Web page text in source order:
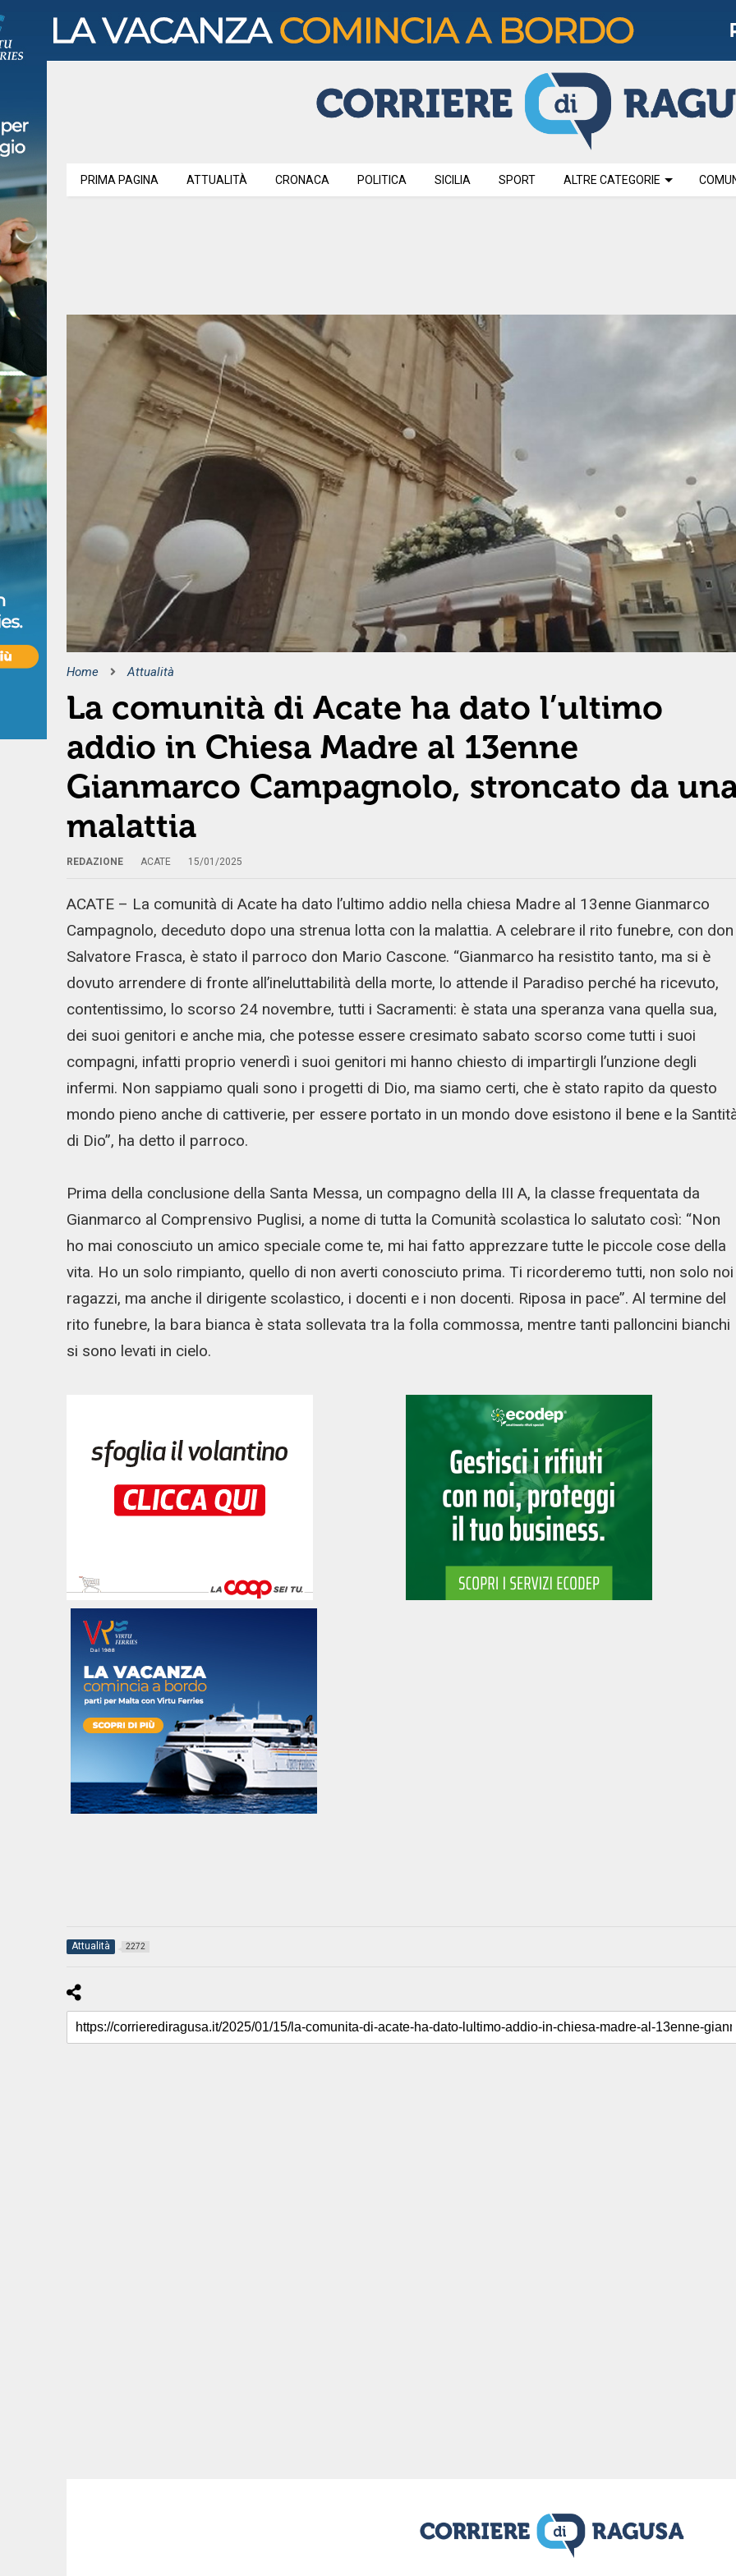
PRIMA PAGINA ATTUALITÀ CRONACA POLITICA SICILIA SPORT ALTRE CATEGORIE
Home Attualità
La comunità di Acate ha dato l’ultimo
addio in Chiesa Madre al 13enne
Gianmarco Campagnolo, stroncato da
malattia
REDAZIONE ACATE 15/01/2025
ACATE – La comunità di Acate ha dato l’ultimo addio nella chiesa Madre al 13enne Gianmarco
Campagnolo, deceduto dopo una strenua lotta con la malattia. A celebrare il rito funebre, con don
Salvatore Frasca, è stato il parroco don Mario Cascone. “Gianmarco ha resistito tanto, ma si è
dovuto arrendere di fronte all’ineluttabilità della morte, lo attende il Paradiso perché ha ricevuto,
contentissimo, lo scorso 24 novembre, tutti i Sacramenti: è stata una speranza vana quella sua,
dei suoi genitori e anche mia, che potesse essere cresimato sabato scorso come tutti i suoi
compagni, infatti proprio venerdì i suoi genitori mi hanno chiesto di impartirgli l’unzione degli
infermi. Non sappiamo quali sono i progetti di Dio, ma siamo certi, che è stato rapito da questo
mondo pieno anche di cattiverie, per essere portato in un mondo dove esistono il bene e la
di Dio”, ha detto il parroco.
Prima della conclusione della Santa Messa, un compagno della III A, la classe frequentata da
Gianmarco al Comprensivo Puglisi, a nome di tutta la Comunità scolastica lo salutato così: “Non
ho mai conosciuto un amico speciale come te, mi hai fatto apprezzare tutte le piccole cose della
vita. Ho un solo rimpianto, quello di non averti conosciuto prima. Ti ricorderemo tutti, non solo noi
ragazzi, ma anche il dirigente scolastico, i docenti e i non docenti. Riposa in pace”. Al termine del
rito funebre, la bara bianca è stata sollevata tra la folla commossa, mentre tanti palloncini bianchi
si sono levati in cielo.
Attualità 2272